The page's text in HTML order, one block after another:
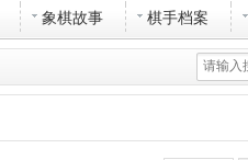
象棋故事 棋手档案